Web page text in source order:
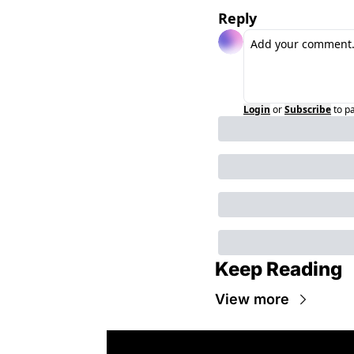
Reply
Login orSubscribeto
Keep Reading
View more